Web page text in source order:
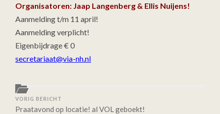
INFO
VOLGT
Organisatoren: Jaap Langenberg & Ellis Nuijens!
Aanmelding t/m 11 april!
Aanmelding verplicht!
Eigenbijdrage € 0
secretariaat@via-nh.nl
VORIG BERICHT
Praatavond op locatie! al VOL geboekt!